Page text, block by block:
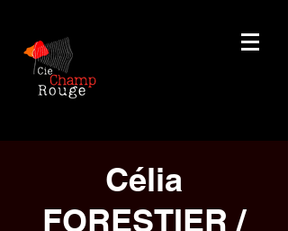
Célia
FORESTIER /